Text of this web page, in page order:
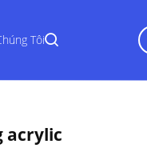
Tôi
acrylic